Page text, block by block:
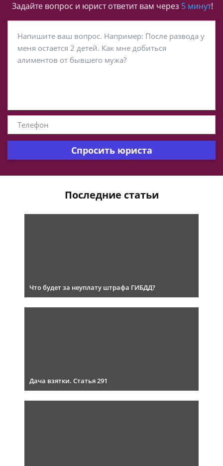
Задайте вопрос и юрист ответит вам через 5 минут!
Спросить юриста
Последние статьи
Что будет за неуплату штрафа ГИБДД?
Дача взятки. Статья 291